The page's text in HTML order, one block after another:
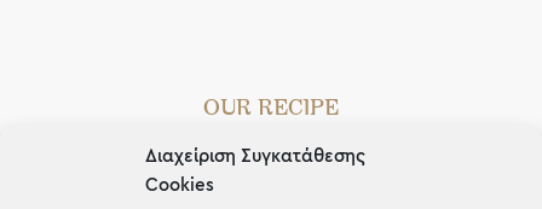
Διαχείριση Συγκατάθεσης
Cookies
OUR RECIPE
Gifts